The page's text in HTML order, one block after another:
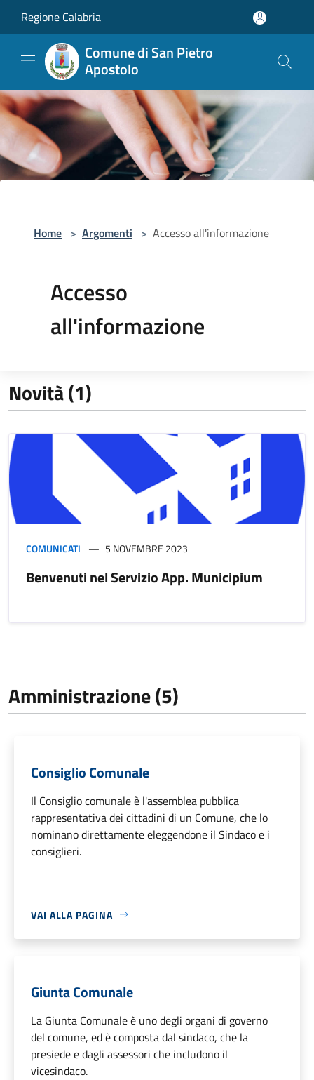
Regione Calabria
Comune di San Pietro
Apostolo
Home > Argomenti > Accesso all'informazione
Accesso
all'informazione
Novità (1)
COMUNICATI 5 NOVEMBRE 2023
Benvenuti nel Servizio App. Municipium
Amministrazione (5)
Consiglio Comunale
Il Consiglio comunale è l'assemblea pubblica
rappresentativa dei cittadini di un Comune, che lo
nominano direttamente eleggendone il Sindaco e i
consiglieri.
VAI ALLA PAGINA
Giunta Comunale
La Giunta Comunale è uno degli organi di governo
del comune, ed è composta dal sindaco, che la
presiede e dagli assessori che includono il
vicesindaco.